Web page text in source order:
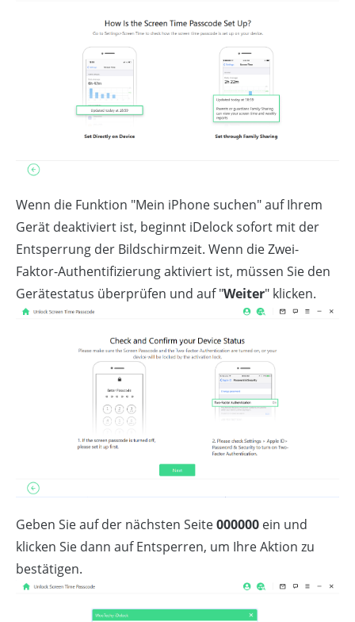
Wenn die Funktion "Mein iPhone suchen" auf Ihrem
Gerät deaktiviert ist, beginnt iDelock sofort mit der
Entsperrung der Bildschirmzeit. Wenn die Zwei-
Faktor-Authentifizierung aktiviert ist, müssen Sie den
Gerätestatus überprüfen und auf "Weiter" klicken.
Geben Sie auf der nächsten Seite000000 ein und
klicken Sie dann auf Entsperren, um Ihre Aktion zu
bestätigen.